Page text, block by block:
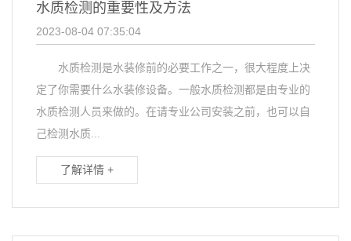
水质检测的重要性及方法
2023-08-04 07:35:04
水质检测是水装修前的必要工作之一，很大程度上决
定了你需要什么水装修设备。一般水质检测都是由专业的
水质检测人员来做的。在请专业公司安装之前，也可以自
己检测水质...
了解详情 +